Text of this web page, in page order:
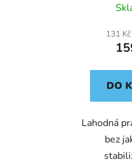
131
DO
Lahodná
bez